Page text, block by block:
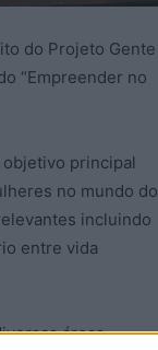
do Projeto Gente
“Empreender no
principal
no mundo do
incluindo
entre vida
áreas,